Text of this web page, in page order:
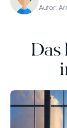
Autor:
Das